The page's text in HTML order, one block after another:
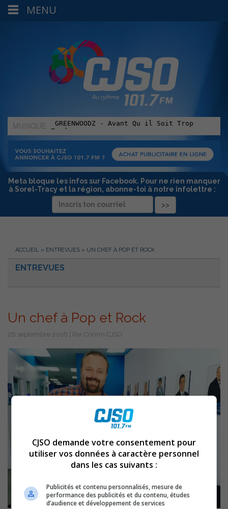
MUSIQUE
:
Meta bloque les infos sur Facebook. Pour ne rien manquer
à Sorel-Tracy et la région, abonne-toi à notre infolettre :
ACCUEIL » ENTREVUES » UN CHEF À POP ET ROCK
ENTREVUES
Un chef à Pop et Rock
26 septembre 2016 | Par Comm CJSO
MENU
CJSO demande votre consentement pour
utiliser vos données à caractère personnel
dans les cas suivants :
Publicités et contenu personnalisés, mesure de
performance des publicités et du contenu, études
d’audience et développement de services